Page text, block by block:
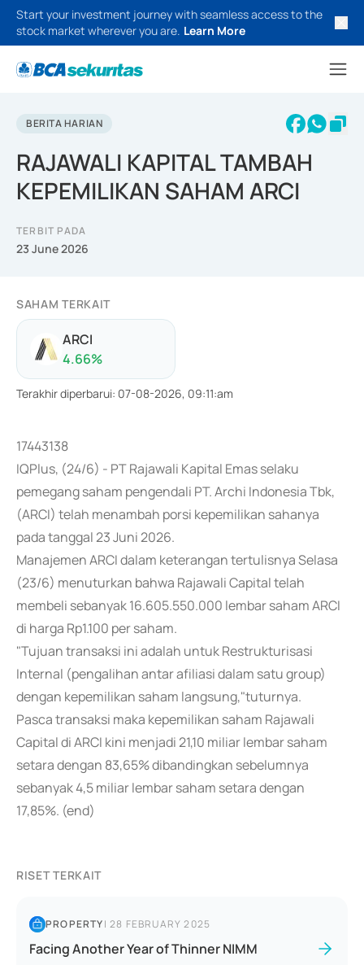
Start your investment journey with seamless access to the
stock market wherever you are. Learn More
BERITA HARIAN
RAJAWALI KAPITAL TAMBAH
KEPEMILIKAN SAHAM ARCI
TERBIT PADA
23 June 2026
SAHAM TERKAIT
ARCI
4.66%
Terakhir diperbarui: 07-08-2026, 09:11:am
17443138
IQPlus, (24/6) - PT Rajawali Kapital Emas selaku
pemegang saham pengendali PT. Archi Indonesia Tbk,
(ARCI) telah menambah porsi kepemilikan sahanya
pada tanggal 23 Juni 2026.
Manajemen ARCI dalam keterangan tertulisnya Selasa
(23/6) menuturkan bahwa Rajawali Capital telah
membeli sebanyak 16.605.550.000 lembar saham ARCI
di harga Rp1.100 per saham.
"Tujuan transaksi ini adalah untuk Restrukturisasi
Internal (pengalihan antar afiliasi dalam satu group)
dengan kepemilikan saham langsung,"tuturnya.
Pasca transaksi maka kepemilikan saham Rajawali
Capital di ARCI kini menjadi 21,10 miliar lembar saham
setara dengan 83,65% dibandingkan sebelumnya
sebanyak 4,5 miliar lembar saham setara dengan
17,85%. (end)
RISET TERKAIT
PROPERTY|28 FEBRUARY 2025
Facing Another Year of Thinner NIMM